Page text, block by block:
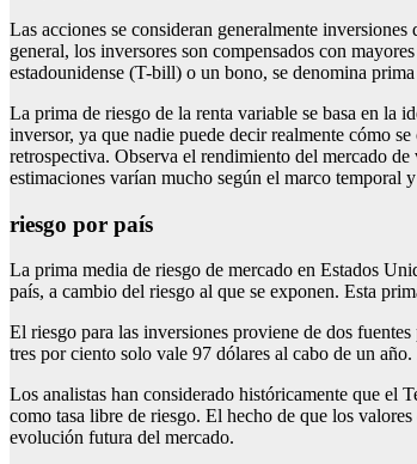
Las acciones se consideran generalmente
general, los inversores son compensados con
estadounidense (T-bill) o un bono, se denomina
La prima de riesgo de la renta variable se basa en la
inversor, ya que nadie puede decir realmente cómo
retrospectiva. Observa el rendimiento del mercado
estimaciones varían mucho según el marco temporal
riesgo por país
La prima media de riesgo de mercado en Estados
país, a cambio del riesgo al que se exponen. Esta
El riesgo para las inversiones proviene de dos
tres por ciento solo vale 97 dólares al cabo de un
Los analistas han considerado históricamente que el
como tasa libre de riesgo. El hecho de que los
evolución futura del mercado.